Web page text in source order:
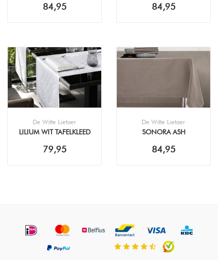
84,95 84,95
De Witte Lietaer
LILIUM WIT TAFELKLEED
79,95
De Witte Lietaer
SONORA ASH
84,95